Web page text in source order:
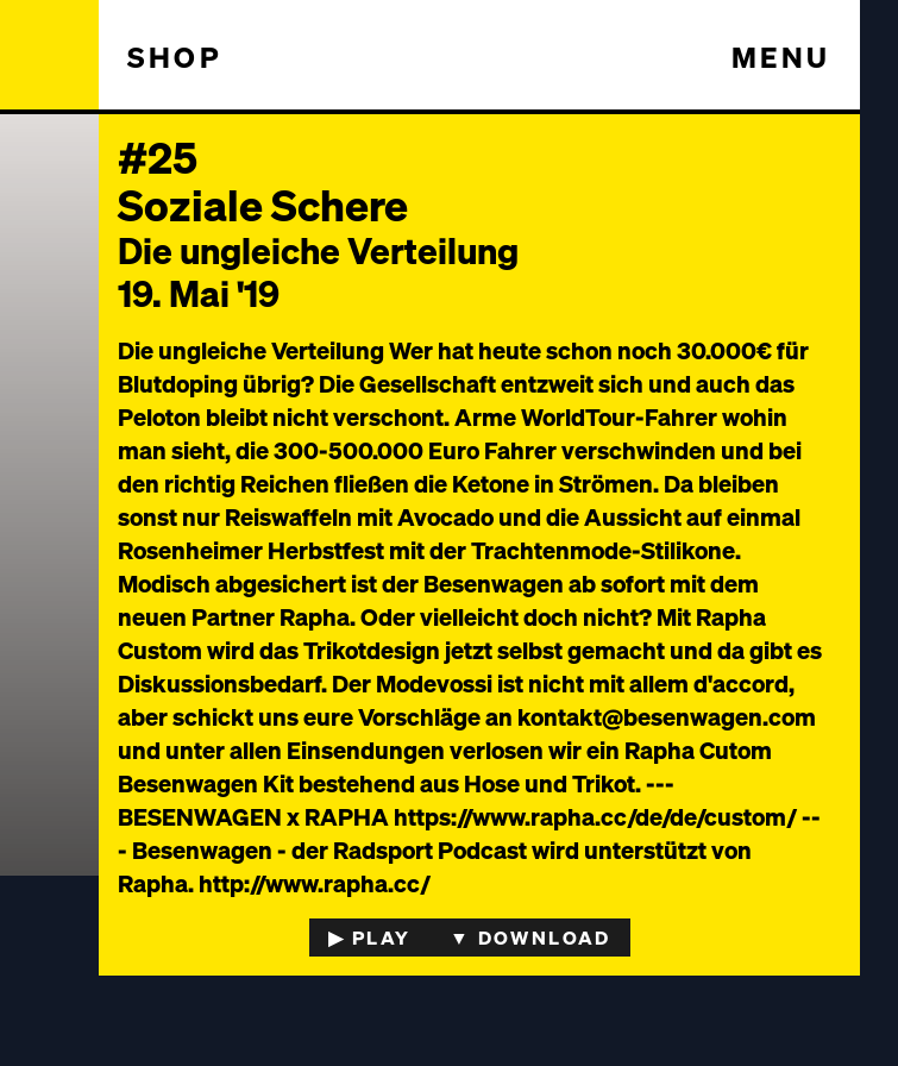
SHOP MENU
#25
Soziale Schere
Die ungleiche Verteilung
19. Mai '19
Die ungleiche Verteilung Wer hat heute schon noch 30.000€ für
Blutdoping übrig? Die Gesellschaft entzweit sich und auch das
Peloton bleibt nicht verschont. Arme WorldTour-Fahrer wohin
man sieht, die 300-500.000 Euro Fahrer verschwinden und bei
den richtig Reichen fließen die Ketone in Strömen. Da bleiben
sonst nur Reiswaffeln mit Avocado und die Aussicht auf einmal
Rosenheimer Herbstfest mit der Trachtenmode-Stilikone.
Modisch abgesichert ist der Besenwagen ab sofort mit dem
neuen Partner Rapha. Oder vielleicht doch nicht? Mit Rapha
Custom wird das Trikotdesign jetzt selbst gemacht und da gibt es
Diskussionsbedarf. Der Modevossi ist nicht mit allem d'accord,
aber schickt uns eure Vorschläge an kontakt@besenwagen.com
und unter allen Einsendungen verlosen wir ein Rapha Cutom
Besenwagen Kit bestehend aus Hose und Trikot. ---
BESENWAGEN x RAPHA https://www.rapha.cc/de/de/custom/ --
- Besenwagen - der Radsport Podcast wird unterstützt von
Rapha. http://www.rapha.cc/
▶︎ PLAY ▼ DOWNLOAD